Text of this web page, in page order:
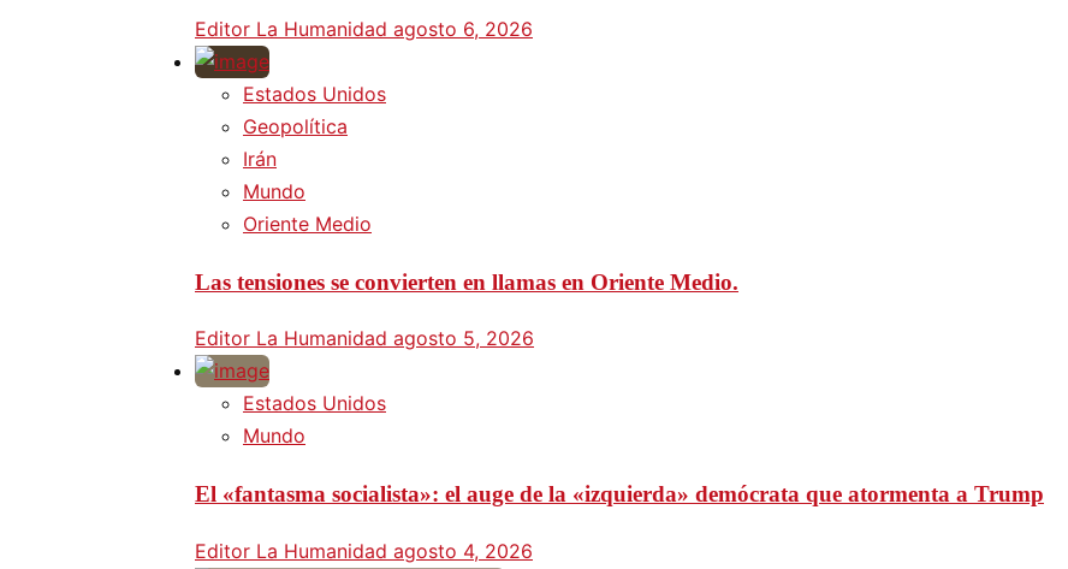
Editor La Humanidad agosto 6, 2026
Estados Unidos
Geopolítica
Irán
Mundo
Oriente Medio
Las tensiones se convierten en llamas en Oriente Medio.
Editor La Humanidad agosto 5, 2026
Estados Unidos
Mundo
El «fantasma socialista»: el auge de la «izquierda» demócrata que atormenta a Trump
Editor La Humanidad agosto 4, 2026